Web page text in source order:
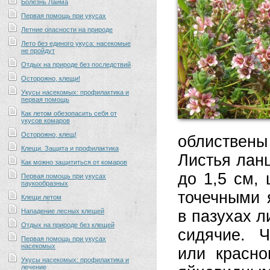
Болезнь Лайма
Первая помощь при укусах
Летние опасности на природе
Лето без единого укуса: насекомые
не пройдут
Отдых на природе без последствий
Осторожно, клещи!
Укусы насекомых: профилактика и
первая помощь
Как летом обезопасить себя от
укусов комаров
Осторожно, клещ!
Клещи. Защита и профилактика
Как можно защититься от комаров
Первая помощь при укусах
паукообразных
Клещи летом
Нападение лесных клещей
Отдых на природе без клещей
Первая помощь при укусах
насекомых
Укусы насекомых: профилактика и
лечение
Листья
до 1,5 см,
точечными
в пазухах
сидячие.
или